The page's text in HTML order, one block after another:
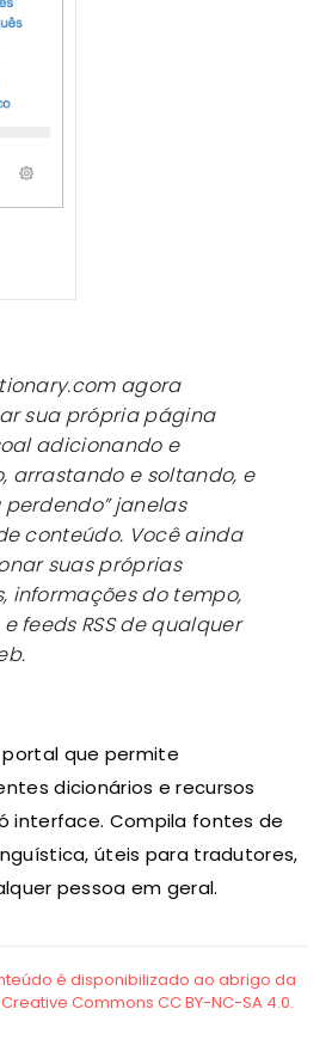
agora
sua própria página
adicionando e
arrastando e soltando, e
perdendo” janelas
conteúdo. Você ainda
suas próprias
informações do tempo,
feeds RSS de qualquer
que permite
dicionários e recursos
interface. Compila fontes de
úteis para tradutores,
pessoa em geral.